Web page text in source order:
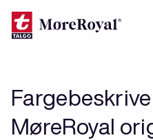
Hopp
MøreRoyal